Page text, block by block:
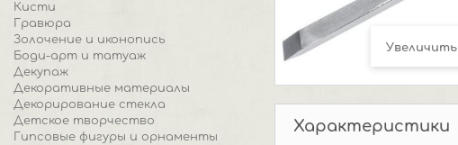
Кисти
Гравюра
Золочение и иконопись
Боди-арт и татуаж
Декупаж
Декоративные материалы
Декорирование стекла
Детское творчество
Гипсовые фигуры и орнаменты
Увеличить
Характеристики